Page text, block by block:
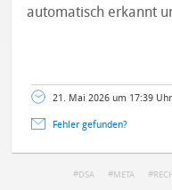
automatisch erkannt
21. Mai 2026 um 17:39
Fehler gefunden?
DSA META